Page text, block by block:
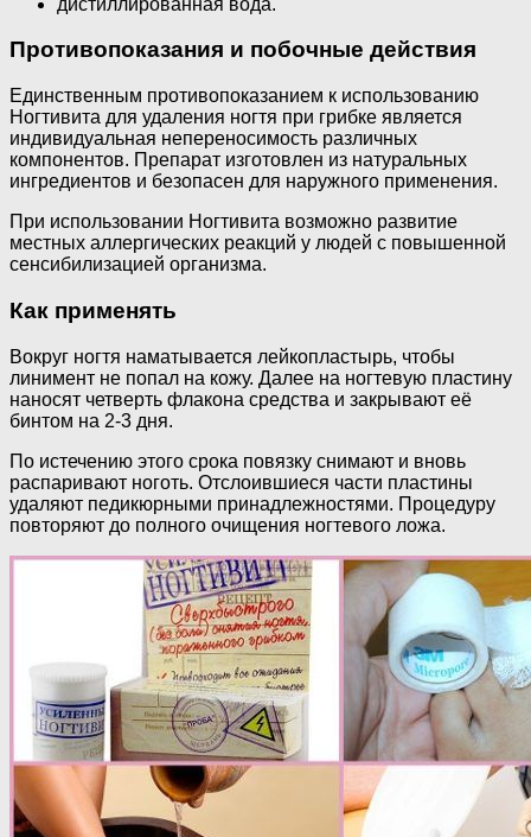
Противопоказания и побочные действия
Единственным противопоказанием к использованию
Ногтивита для удаления ногтя при грибке является
индивидуальная непереносимость различных
компонентов. Препарат изготовлен из натуральных
ингредиентов и безопасен для наружного применения.
При использовании Ногтивита возможно развитие
местных аллергических реакций у людей с повышенной
сенсибилизацией организма.
Как применять
Вокруг ногтя наматывается лейкопластырь, чтобы
линимент не попал на кожу. Далее на ногтевую пластину
наносят четверть флакона средства и закрывают её
бинтом на 2-3 дня.
По истечению этого срока повязку снимают и вновь
распаривают ноготь. Отслоившиеся части пластины
удаляют педикюрными принадлежностями. Процедуру
повторяют до полного очищения ногтевого ложа.